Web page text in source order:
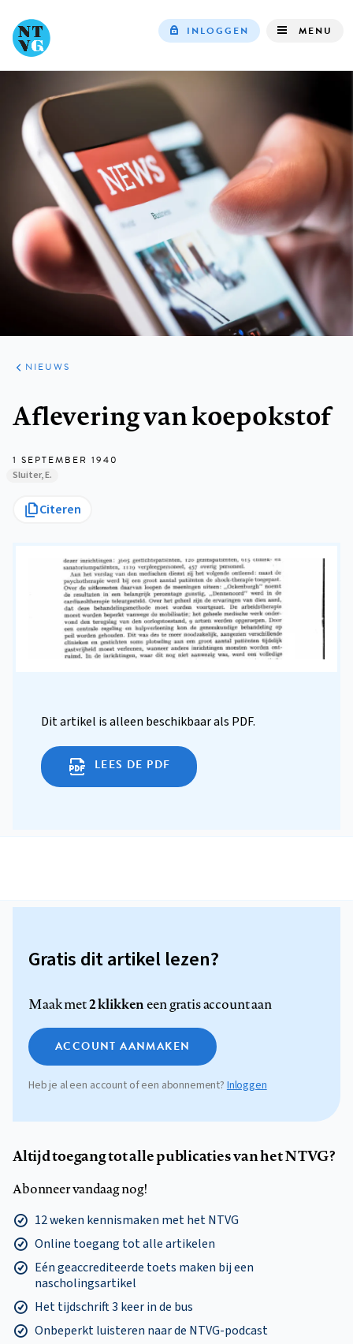
INLOGGEN MENU
ARTIKELEN
HET
KORT
NIEUWS
Aflevering van koepokstof
1 SEPTEMBER 1940
Sluiter, E.
Citeren
Dit artikel is alleen beschikbaar als PDF.
LEES DE PDF
Gratis dit artikel lezen?
Maak met2 klikkeneen gratis account aan
ACCOUNT AANMAKEN
Heb je al een account of een abonnement? Inloggen
Altijd toegang tot alle publicaties van het NTVG?
Abonneer vandaag nog!
12 weken kennismaken met het NTVG
Online toegang tot alle artikelen
Eén geaccrediteerde toets maken bij een
nascholingsartikel
Het tijdschrift 3 keer in de bus
Onbeperkt luisteren naar de NTVG-podcast